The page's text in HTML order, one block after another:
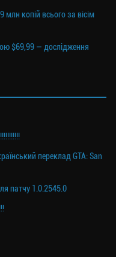
копій всього за вісім
$69,99 — дослідження
переклад GTA: San
патчу 1.0.2545.0